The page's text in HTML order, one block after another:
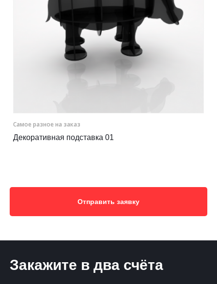
САМАРА
8 (800) 333-72-11
sale@plastikam.ru
Самое разное на заказ
Декоративная подставка 01
Отправить заявку
Закажите в два счёта